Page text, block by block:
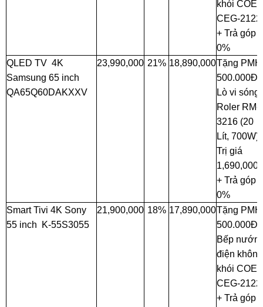
khói COEX
CEG-2122
+ Trả góp
0%
QLED TV 4K
Samsung 65 inch
QA65Q60DAKXXV
23,990,000 21% 18,890,000Tặng PMH
500.000Đ
Lò vi sóng
Roler RM-
3216 (20
Lít, 700W)
Trị giá
+ Trả góp
0%
Smart Tivi 4K Sony
55 inch K-55S3055
21,900,000 18% 17,890,000Tặng PMH
500.000Đ
Bếp
điện không
khói COEX
CEG-2122
+ Trả góp